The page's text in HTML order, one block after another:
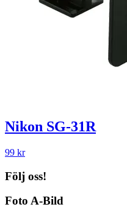
Nikon SG-31R
99 kr
Följ oss!
Foto A-Bild